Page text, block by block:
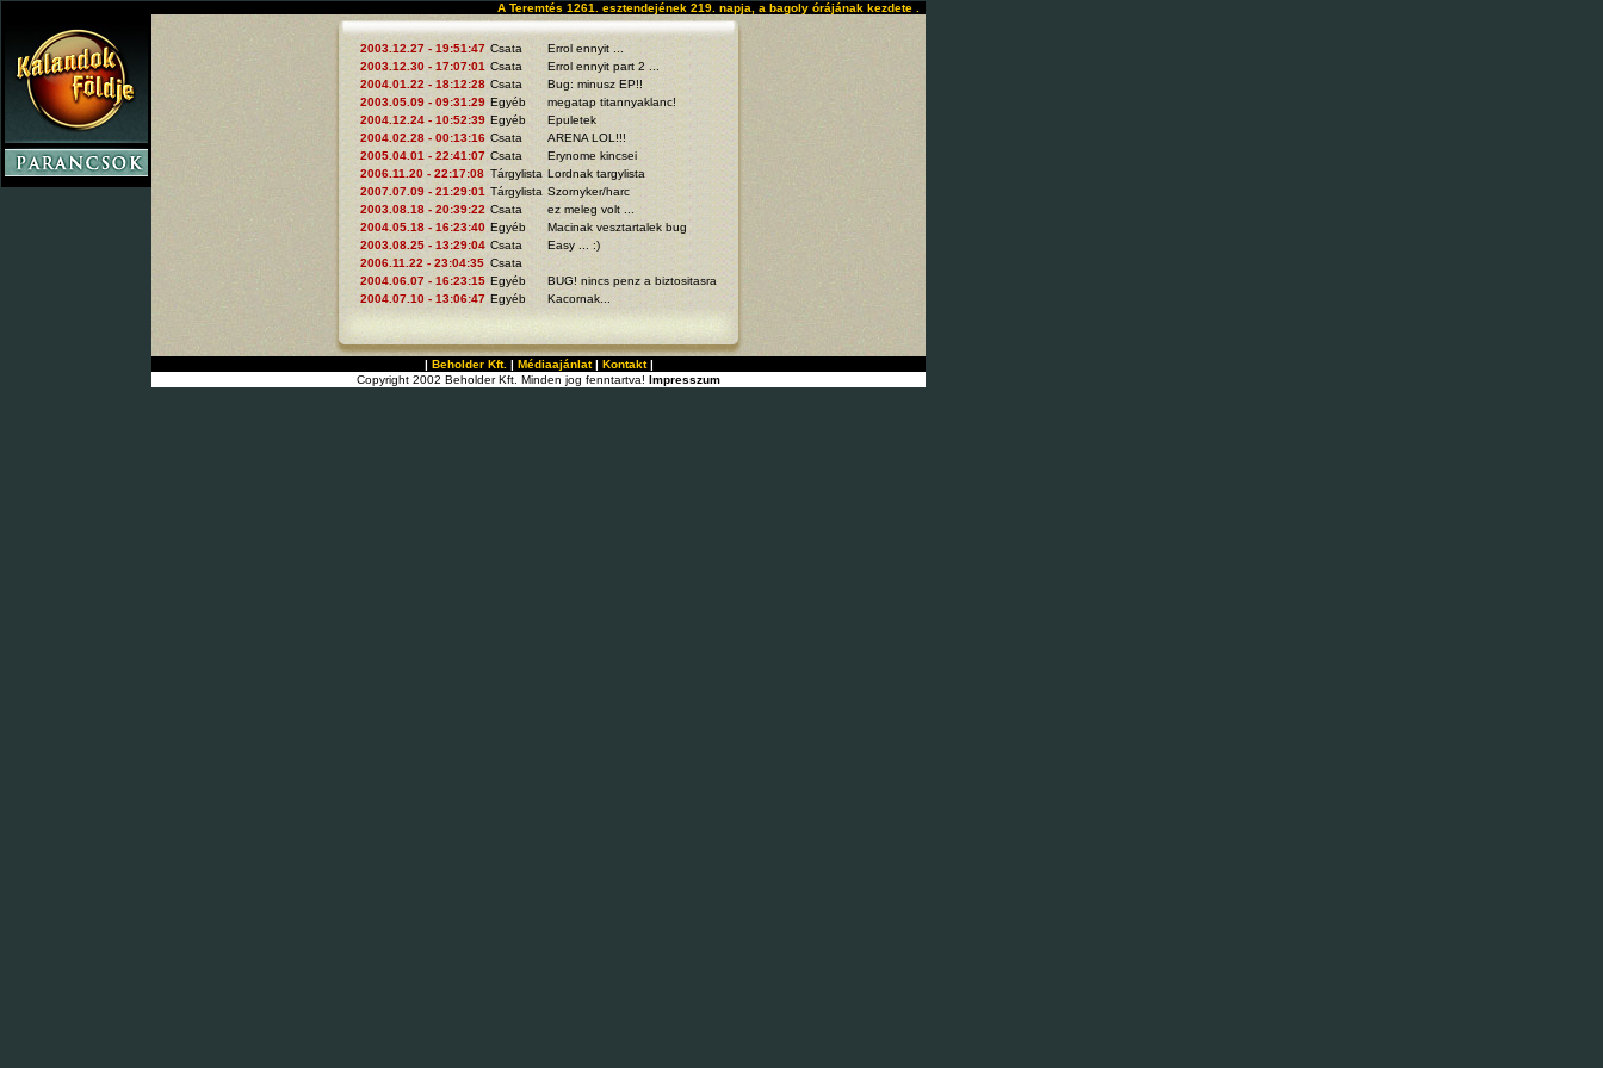
A Teremtés 1261. esztendejének 219. napja, a bagoly órájának kezdete .
2003.12.27 - 19:51:47 Csata
Errol ennyit ...
2003.12.30 - 17:07:01 Csata
Errol ennyit part 2 ...
2004.01.22 - 18:12:28 Csata
Bug: minusz EP!!
2003.05.09 - 09:31:29 Egyéb
megatap titannyaklanc!
2004.12.24 - 10:52:39 Egyéb
Epuletek
2004.02.28 - 00:13:16 Csata
ARENA LOL!!!
2005.04.01 - 22:41:07 Csata
Erynome kincsei
2006.11.20 - 22:17:08 Tárgylista Lordnak targylista
2007.07.09 - 21:29:01 Tárgylista Szornyker/harc
2003.08.18 - 20:39:22 Csata
ez meleg volt ...
2004.05.18 - 16:23:40 Egyéb
Macinak vesztartalek bug
2003.08.25 - 13:29:04 Csata
Easy ... :)
2006.11.22 - 23:04:35 Csata
2004.06.07 - 16:23:15 Egyéb
BUG! nincs penz a biztositasra
2004.07.10 - 13:06:47 Egyéb Kacornak...
| Beholder Kft. | Médiaajánlat| Kontakt|
Copyright 2002 Beholder Kft. Minden jog fenntartva! Impresszum